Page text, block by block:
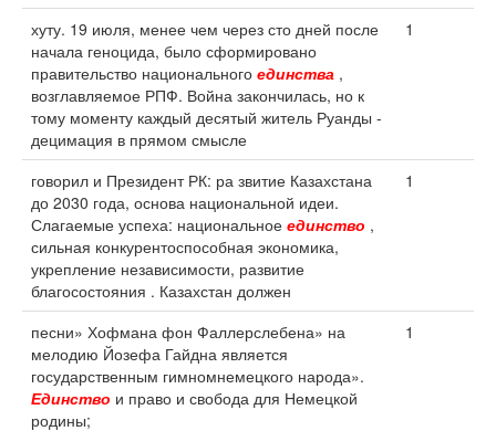
хуту. 19 июля, менее чем через сто дней после
начала геноцида, было сформировано
правительство национального единства ,
возглавляемое РПФ. Война закончилась, но к
тому моменту каждый десятый житель Руанды -
децимация в прямом смысле
1
говорил и Президент РК: ра звитие Казахстана
до 2030 года, основа национальной идеи.
Слагаемые успеха: национальное единство ,
сильная конкурентоспособная экономика,
укрепление независимости, развитие
благосостояния . Казахстан должен
1
песни» Хофмана фон Фаллерслебена» на
мелодию Йозефа Гайдна является
государственным гимномнемецкого народа».
Единство и право и свобода для Немецкой
родины;
1